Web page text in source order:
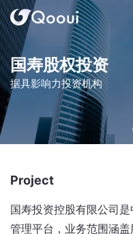
国寿股权投资
据具影响力投资机构
Project
国寿投资控股有限公司
管理平台，业务范围涵